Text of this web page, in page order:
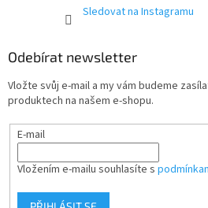
Sledovat na Instagramu
Odebírat newsletter
Vložte svůj e-mail a my vám budeme
produktech na našem e-shopu.
E-mail
Vložením e-mailu souhlasíte s